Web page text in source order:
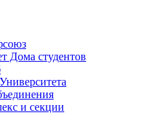
Дома студентов
и секции